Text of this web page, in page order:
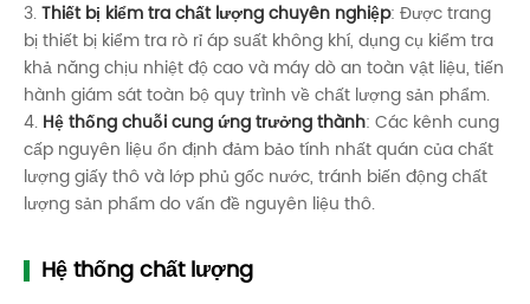
3.Thiết bị kiểm tra chất lượng chuyên nghiệp: Được trang
bị thiết bị kiểm tra rò rỉ áp suất không khí, dụng cụ kiểm tra
khả năng chịu nhiệt độ cao và máy dò an toàn vật liệu, tiến
hành giám sát toàn bộ quy trình về chất lượng sản phẩm.
4. Hệ thống chuỗi cung ứng trưởng thành: Các kênh cung
cấp nguyên liệu ổn định đảm bảo tính nhất quán của chất
lượng giấy thô và lớp phủ gốc nước, tránh biến động chất
lượng sản phẩm do vấn đề nguyên liệu thô.
Hệ thống chất lượng